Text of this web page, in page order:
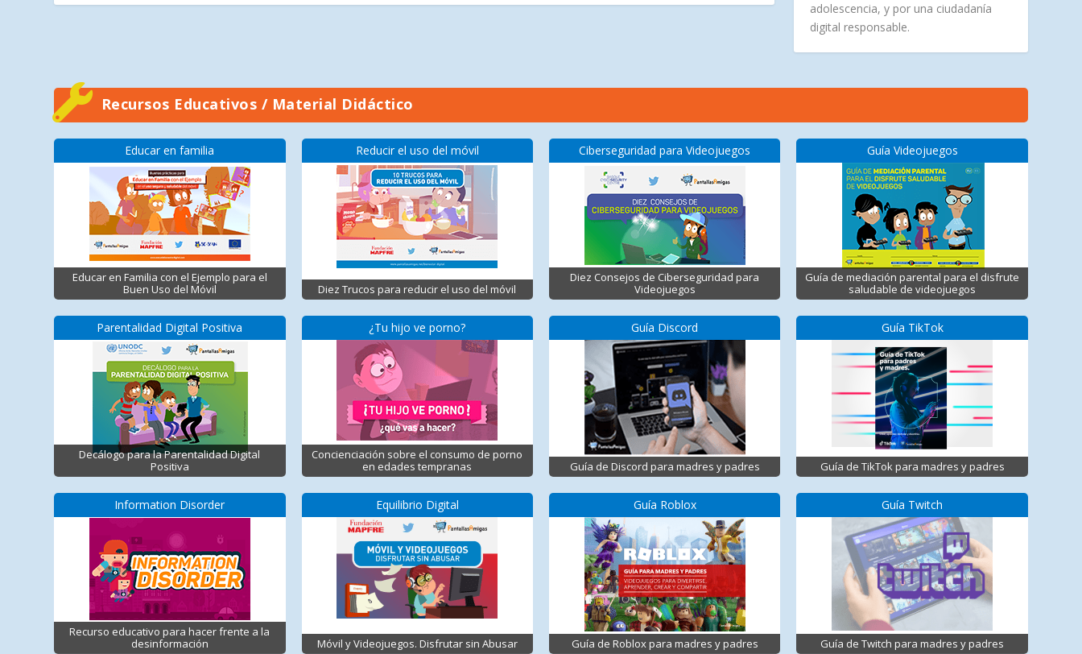
adolescencia, y por una ciudadanía
digital responsable.
Recursos Educativos / Material Didáctico
Educar en familia
Educar en Familia con el Ejemplo para el
Buen Uso del Móvil
Parentalidad Digital Positiva
Decálogo para la Parentalidad Digital
Positiva
Information Disorder
Recurso educativo para hacer frente a la
desinformación
Reducir el uso del móvil
Diez Trucos para reducir el uso del móvil
¿Tu hijo ve porno?
Concienciación sobre el consumo de porno
en edades tempranas
Equilibrio Digital
Móvil y Videojuegos. Disfrutar sin Abusar
Ciberseguridad para Videojuegos
Diez Consejos de Ciberseguridad para
Videojuegos
Guía Discord
Guía de Discord para madres y padres
Guía Roblox
Guía de Roblox para madres y padres
Guía Videojuegos
Guía de mediación parental para el disfrute
saludable de videojuegos
Guía TikTok
Guía de TikTok para madres y padres
Guía Twitch
Guía de Twitch para madres y padres